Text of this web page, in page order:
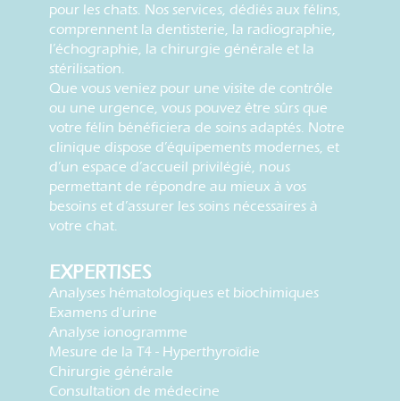
pour les chats. Nos services, dédiés aux félins,
comprennent la dentisterie, la radiographie,
l’échographie, la chirurgie générale et la
stérilisation.
Que vous veniez pour une visite de contrôle
ou une urgence, vous pouvez être sûrs que
votre félin bénéficiera de soins adaptés. Notre
clinique dispose d’équipements modernes, et
d’un espace d’accueil privilégié, nous
permettant de répondre au mieux à vos
besoins et d’assurer les soins nécessaires à
votre chat.
EXPERTISES
Analyses hématologiques et biochimiques
Examens d'urine
Analyse ionogramme
Mesure de la T4 - Hyperthyroïdie
Chirurgie générale
Consultation de médecine